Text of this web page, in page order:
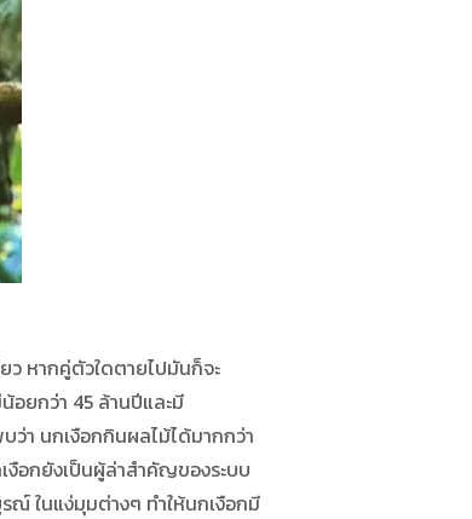
หากคู่ตัวใดตายไปมันก็จะ
อยกว่า 45 ล้านปีและมี
ว่า นกเงือกกินผลไม้ได้มากกว่า
งือกยังเป็นผู้ล่าสำคัญของระบบ
ณ์ ในแง่มุมต่างๆ ทำให้นกเงือกมี